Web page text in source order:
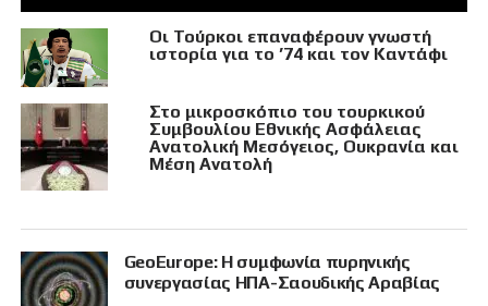
Οι Τούρκοι επαναφέρουν γνωστή
ιστορία για το ’74 και τον Καντάφι
Στο μικροσκόπιο του τουρκικού
Συμβουλίου Εθνικής Ασφάλειας
Ανατολική Μεσόγειος, Ουκρανία και
Μέση Ανατολή
GeoEurope: Η συμφωνία πυρηνικής
συνεργασίας ΗΠΑ-Σαουδικής Αραβίας